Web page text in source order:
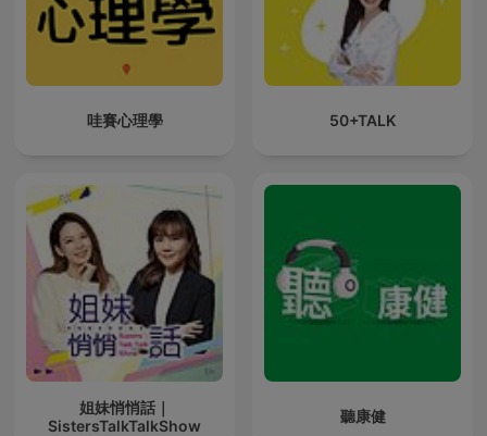
哇賽心理學 50+TALK
姐妹悄悄話｜
SistersTalkTalkShow
聽康健